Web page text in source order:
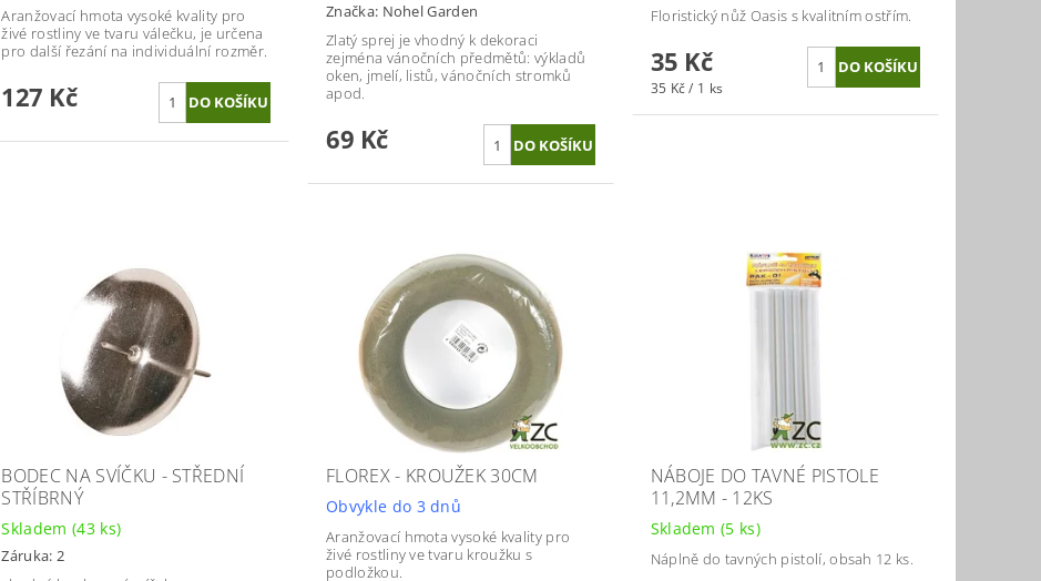
Aranžovací hmota vysoké kvality pro
živé rostliny ve tvaru válečku, je určena
pro další řezání na individuální rozměr.
127 Kč
Značka: Nohel Garden
Zlatý sprej je vhodný k dekoraci
zejména vánočních předmětů: výkladů
oken, jmelí, listů, vánočních stromků
apod.
69 Kč
Floristický nůž Oasis s kvalitním ostřím.
35 Kč
35 Kč / 1 ks
BODEC NA SVÍČKU - STŘEDNÍ
STŘÍBRNÝ
Skladem (43 ks)
Záruka: 2
FLOREX - KROUŽEK 30CM
Obvykle do 3 dnů
Aranžovací hmota vysoké kvality pro
živé rostliny ve tvaru kroužku s
podložkou.
NÁBOJE DO TAVNÉ PISTOLE
11,2MM - 12KS
Skladem(5 ks)
Náplně do tavných pistolí, obsah 12 ks.